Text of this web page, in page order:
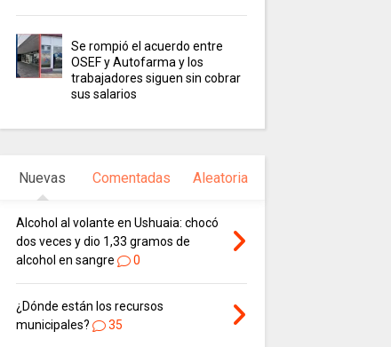
Se rompió el acuerdo entre
OSEF y Autofarma y los
trabajadores siguen sin cobrar
sus salarios
Nuevas Comentadas Aleatoria
Alcohol al volante en Ushuaia: chocó
dos veces y dio 1,33 gramos de
alcohol en sangre
0
¿Dónde están los recursos
municipales?
35